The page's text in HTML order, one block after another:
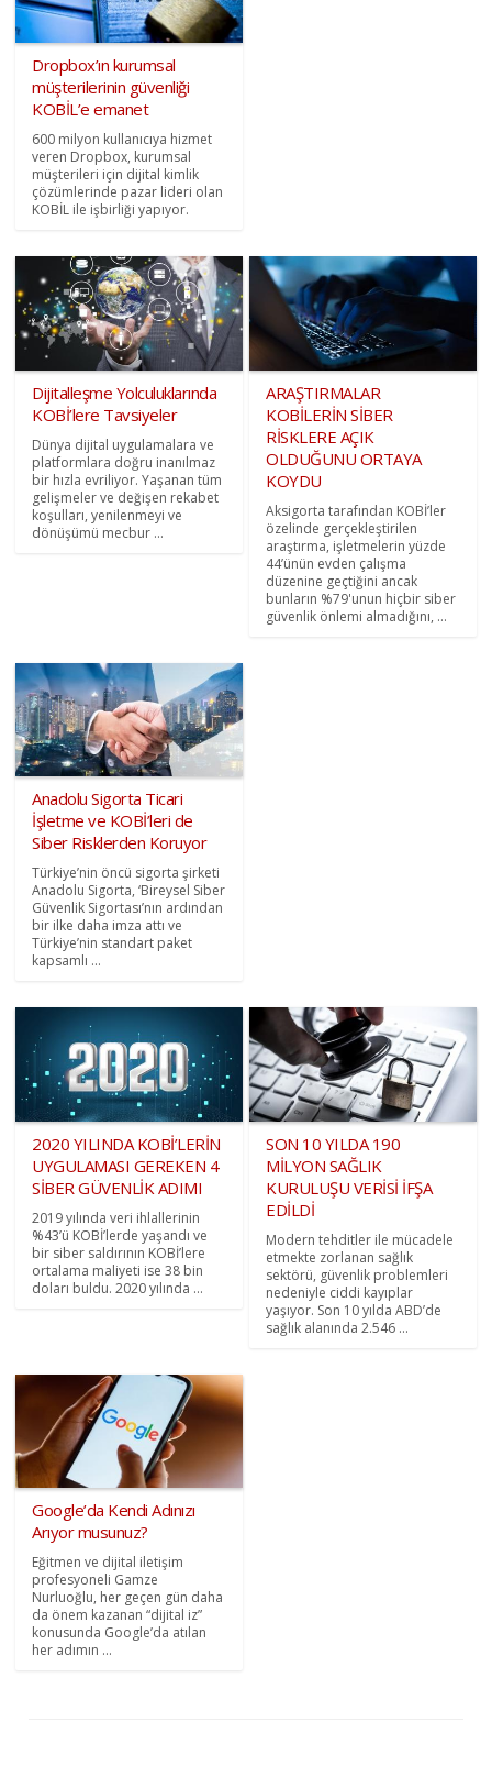
Dropbox’ın kurumsal
müşterilerinin güvenliği
KOBİL’e emanet
600 milyon kullanıcıya hizmet
veren Dropbox, kurumsal
müşterileri için dijital kimlik
çözümlerinde pazar lideri olan
KOBİL ile işbirliği yapıyor.
Dijitalleşme Yolculuklarında
KOBİ’lere Tavsiyeler
Dünya dijital uygulamalara ve
platformlara doğru inanılmaz
bir hızla evriliyor. Yaşanan tüm
gelişmeler ve değişen rekabet
koşulları, yenilenmeyi ve
dönüşümü mecbur ...
ARAŞTIRMALAR
KOBİLERİN SİBER
RİSKLERE AÇIK
OLDUĞUNU ORTAYA
KOYDU
Aksigorta tarafından KOBİ’ler
özelinde gerçekleştirilen
araştırma, işletmelerin yüzde
44’ünün evden çalışma
düzenine geçtiğini ancak
bunların %79'unun hiçbir siber
güvenlik önlemi almadığını, ...
Anadolu Sigorta Ticari
İşletme ve KOBİ’leri de
Siber Risklerden Koruyor
Türkiye’nin öncü sigorta şirketi
Anadolu Sigorta, ‘Bireysel Siber
Güvenlik Sigortası’nın ardından
bir ilke daha imza attı ve
Türkiye’nin standart paket
kapsamlı ...
2020 YILINDA KOBİ’LERİN
UYGULAMASI GEREKEN 4
SİBER GÜVENLİK ADIMI
2019 yılında veri ihlallerinin
%43’ü KOBİ’lerde yaşandı ve
bir siber saldırının KOBİ’lere
ortalama maliyeti ise 38 bin
doları buldu. 2020 yılında ...
SON 10 YILDA 190
MİLYON SAĞLIK
KURULUŞU VERİSİ İFŞA
EDİLDİ
Modern tehditler ile mücadele
etmekte zorlanan sağlık
sektörü, güvenlik problemleri
nedeniyle ciddi kayıplar
yaşıyor. Son 10 yılda ABD’de
sağlık alanında 2.546 ...
Google’da Kendi Adınızı
Arıyor musunuz?
Eğitmen ve dijital iletişim
profesyoneli Gamze
Nurluoğlu, her geçen gün daha
da önem kazanan “dijital iz”
konusunda Google’da atılan
her adımın ...